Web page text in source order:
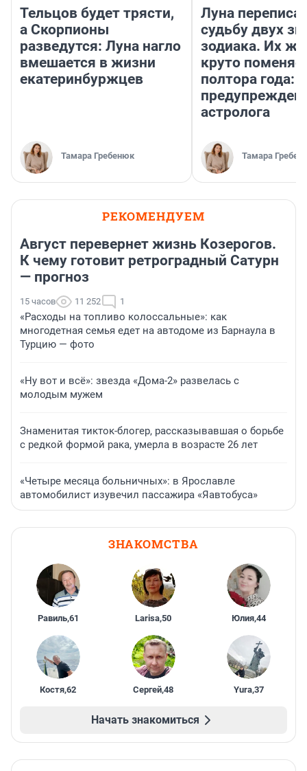
Тельцов будет трясти,
а Скорпионы
разведутся: Луна нагло
вмешается в жизни
екатеринбуржцев
Тамара Гребенюк
Луна
судьбу двух
зодиака. Их
круто
полтора года:
астролога
Тамара
РЕКОМЕНДУЕМ
Август перевернет жизнь Козерогов.
К чему готовит ретроградный Сатурн
— прогноз
15 часов 11 252 1
«Расходы на топливо колоссальные»: как
многодетная семья едет на автодоме из Барнаула в
Турцию — фото
«Ну вот и всё»: звезда «Дома-2» развелась с
молодым мужем
Знаменитая тикток-блогер, рассказывавшая о борьбе
с редкой формой рака, умерла в возрасте 26 лет
«Четыре месяца больничных»: в Ярославле
автомобилист изувечил пассажира «Яавтобуса»
ЗНАКОМСТВА
Равиль,61 Larisa,50 Юлия,44
Костя,62 Сергей,48 Yura,37
Начать знакомиться